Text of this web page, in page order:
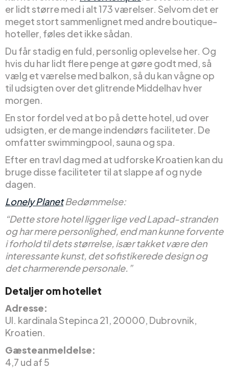
er lidt større med i alt 173 værelser. Selvom det er
meget stort sammenlignet med andre boutique-
hoteller, føles det ikke sådan.
Du får stadig en fuld, personlig oplevelse her. Og
hvis du har lidt flere penge at gøre godt med, så
vælg et værelse med balkon, så du kan vågne op
til udsigten over det glitrende Middelhav hver
morgen.
En stor fordel ved at bo på dette hotel, ud over
udsigten, er de mange indendørs faciliteter. De
omfatter swimmingpool, sauna og spa.
Efter en travl dag med at udforske Kroatien kan du
bruge disse faciliteter til at slappe af og nyde
dagen.
Lonely PlanetBedømmelse:
“Dette store hotel ligger lige ved Lapad-stranden
og har mere personlighed, end man kunne forvente
i forhold til dets størrelse, især takket være den
interessante kunst, det sofistikerede design og
det charmerende personale.”
Detaljer om hotellet
Adresse:
Ul. kardinala Stepinca 21, 20000, Dubrovnik,
Kroatien.
Gæsteanmeldelse:
4,7 ud af 5